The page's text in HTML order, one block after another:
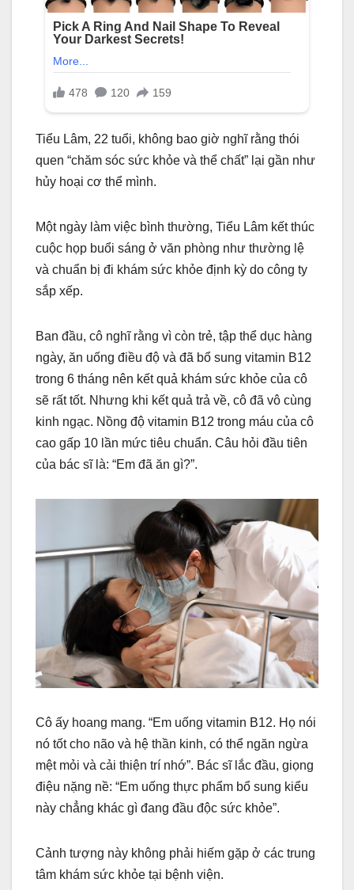
Tiểu Lâm, 22 tuổi, không bao giờ nghĩ rằng thói
quen “chăm sóc sức khỏe và thể chất” lại gần như
hủy hoại cơ thể mình.
Một ngày làm việc bình thường, Tiểu Lâm kết thúc
cuộc họp buổi sáng ở văn phòng như thường lệ
và chuẩn bị đi khám sức khỏe định kỳ do công ty
sắp xếp.
Ban đầu, cô nghĩ rằng vì còn trẻ, tập thể dục hàng
ngày, ăn uống điều độ và đã bổ sung vitamin B12
trong 6 tháng nên kết quả khám sức khỏe của cô
sẽ rất tốt. Nhưng khi kết quả trả về, cô đã vô cùng
kinh ngạc. Nồng độ vitamin B12 trong máu của cô
cao gấp 10 lần mức tiêu chuẩn. Câu hỏi đầu tiên
của bác sĩ là: “Em đã ăn gì?”.
Cô ấy hoang mang. “Em uống vitamin B12. Họ nói
nó tốt cho não và hệ thần kinh, có thể ngăn ngừa
mệt mỏi và cải thiện trí nhớ”. Bác sĩ lắc đầu, giọng
điệu nặng nề: “Em uống thực phẩm bổ sung kiểu
này chẳng khác gì đang đầu độc sức khỏe”.
Cảnh tượng này không phải hiếm gặp ở các trung
tâm khám sức khỏe tại bệnh viện.